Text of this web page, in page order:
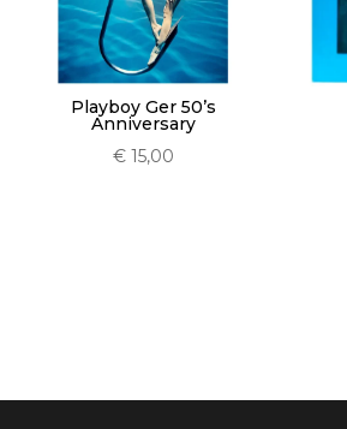
Playboy Ger 50’s
Anniversary
€15,00